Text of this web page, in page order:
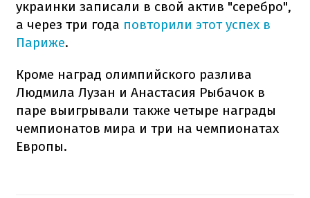
украинки записали в свой актив "серебро",
а через три года повторили этот успех в
Париже.
Кроме наград олимпийского разлива
Людмила Лузан и Анастасия Рыбачок в
паре выигрывали также четыре награды
чемпионатов мира и три на чемпионатах
Европы.